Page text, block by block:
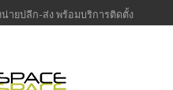
ายปลีก-ส่ง พร้อมบริการติดตั้ง